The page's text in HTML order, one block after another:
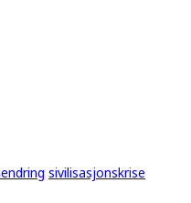
sivilisasjonskrise